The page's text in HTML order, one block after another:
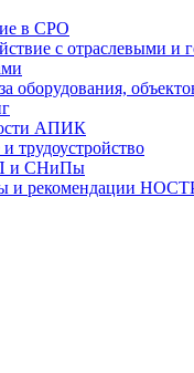
в СРО
с отраслевыми и
оборудования,
АПИК
трудоустройство
и СНиПы
и рекомендации